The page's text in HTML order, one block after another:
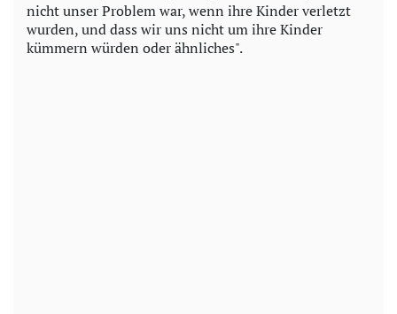
nicht unser Problem war, wenn ihre Kinder verletzt
wurden, und dass wir uns nicht um ihre Kinder
kümmern würden oder ähnliches".